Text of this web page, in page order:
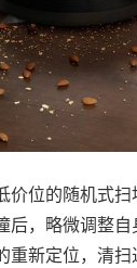
价位的随机式
后，略微调整
重新定位，清